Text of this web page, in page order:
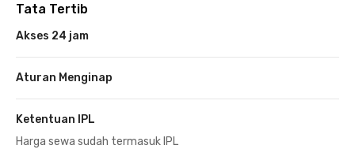
Tata Tertib
Akses 24 jam
Aturan Menginap
Ketentuan IPL
Harga sewa sudah termasuk IPL